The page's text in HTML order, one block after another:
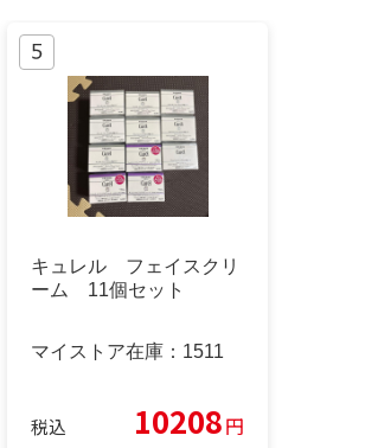
キュレル フェイスクリ
ーム 11個セット
マイストア在庫： 1511
税込 10208円